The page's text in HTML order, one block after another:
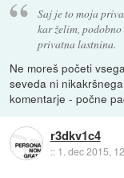
Saj je to moja
kar želim,
privatna lastnina.
Ne moreš početi
seveda ni
komentarje - počne
r3dkv1c4
:: 1. dec 2015,